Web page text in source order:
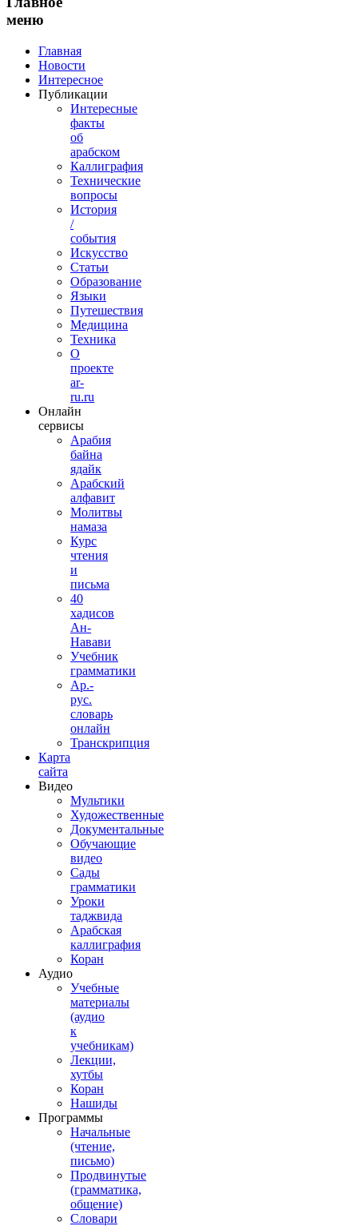
меню
Главная
Новости
Интересное
Публикации
Интересные
факты
об
арабском
Каллиграфия
Технические
вопросы
История
/
события
Искусство
Статьи
Образование
Языки
Путешествия
Медицина
Техника
О
проекте
ar-
ru.ru
Онлайн
сервисы
Арабия
байна
ядайк
Арабский
алфавит
Молитвы
намаза
Курс
чтения
и
письма
40
хадисов
Ан-
Навави
Учебник
грамматики
Ар.-
рус.
словарь
онлайн
Транскрипция
Карта
сайта
Видео
Мультики
Художественные
Документальные
Обучающие
видео
Сады
грамматики
Уроки
таджвида
Арабская
каллиграфия
Коран
Аудио
Учебные
материалы
(аудио
к
учебникам)
Лекции,
хутбы
Коран
Нашиды
Программы
Начальные
(чтение,
письмо)
Продвинутые
(грамматика,
общение)
Словари